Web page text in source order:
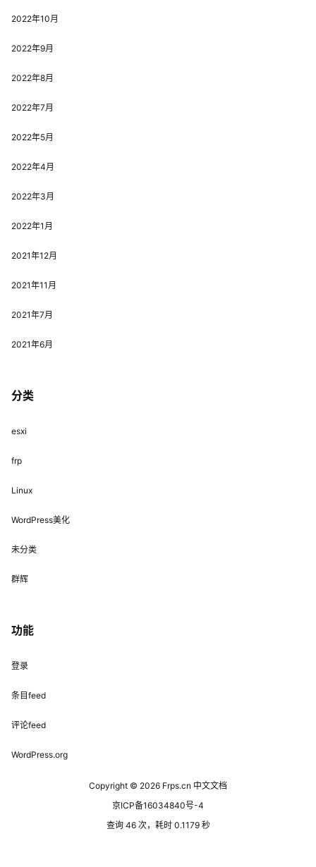
2022年10月
2022年9月
2022年8月
2022年7月
2022年5月
2022年4月
2022年3月
2022年1月
2021年12月
2021年11月
2021年7月
2021年6月
分类
esxi
frp
Linux
WordPress美化
未分类
群辉
功能
登录
条目feed
评论feed
WordPress.org
Copyright © 2026 Frps.cn 中文文档
京ICP备16034840号-4
查询 46 次，耗时 0.1179 秒